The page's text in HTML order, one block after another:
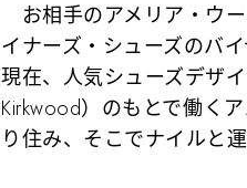
お相手のアメリア・ウ
イナーズ・シューズのバ
現在、人気シューズデザ
Kirkwood）のもとで働く
り住み、そこでナイルと